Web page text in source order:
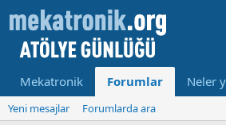
Mekatronik Forumlar Neler
Yeni mesajlar
Forumlarda ara